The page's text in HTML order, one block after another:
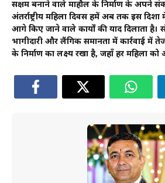
सक्षम बनाने वाले माहौल के निर्माण के अपने
अंतर्राष्ट्रीय महिला दिवस हमें अब तक इस
आगे किए जाने वाले कार्यों की याद दिलाता
भागीदारी और लैंगिक समानता में कार्रवाई में
के निर्माण का लक्ष्य रखा है, जहाँ हर महिला